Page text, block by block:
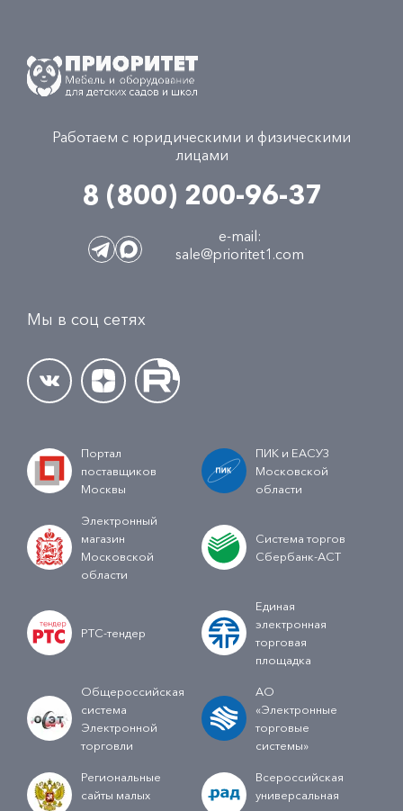
Работаем с юридическими и физическими
лицами
8 (800) 200-96-37
e-mail:
sale@prioritet1.com
Мы в соц сетях
Портал
поставщиков
Москвы
ПИК и ЕАСУЗ
Московской
области
Электронный
магазин
Московской
области
Система торгов
Сбербанк-АСТ
РТС-тендер
Единая
электронная
торговая
площадка
Общероссийская
система
Электронной
торговли
АО
«Электронные
торговые
системы»
Региональные
сайты малых
Всероссийская
универсальная